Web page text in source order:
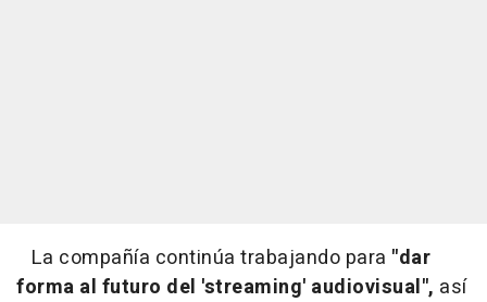
La compañía continúa trabajando para "dar
forma al futuro del 'streaming' audiovisual", así